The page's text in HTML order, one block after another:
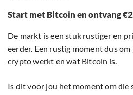
Start met Bitcoin en ontvang
De markt is een stuk rustiger en
eerder. Een rustig moment dus
crypto werkt en wat Bitcoin is.
Is dit voor jou het moment om die